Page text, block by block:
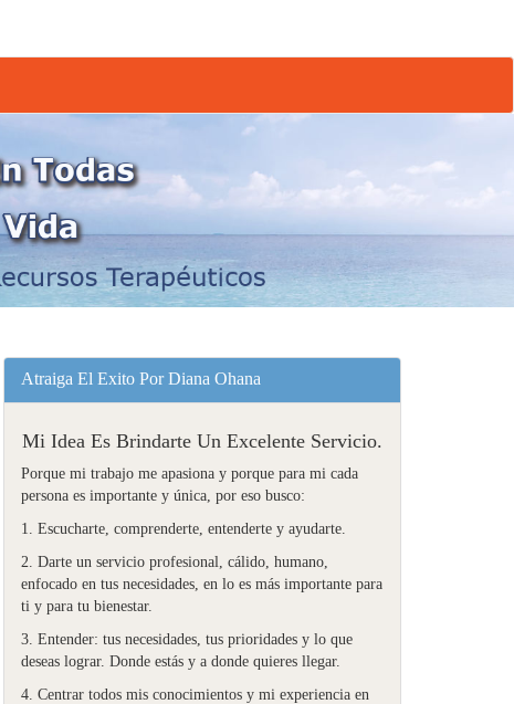
Atraiga El Exito Por Diana Ohana
Mi Idea Es Brindarte Un Excelente Servicio.
Porque mi trabajo me apasiona y porque para mi cada
persona es importante y única, por eso busco:
1. Escucharte, comprenderte, entenderte y ayudarte.
2. Darte un servicio profesional, cálido, humano,
enfocado en tus necesidades, en lo es más importante para
ti y para tu bienestar.
3. Entender: tus necesidades, tus prioridades y lo que
deseas lograr. Donde estás y a donde quieres llegar.
4. Centrar todos mis conocimientos y mi experiencia en